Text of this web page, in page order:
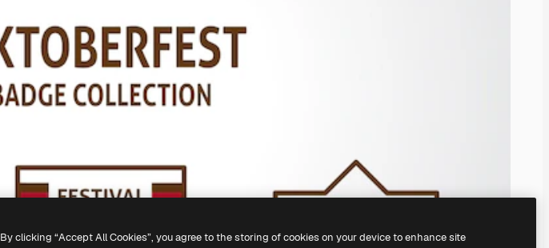
By clicking “Accept All Cookies”, you agree to the storing of cookies on your device to enhance site